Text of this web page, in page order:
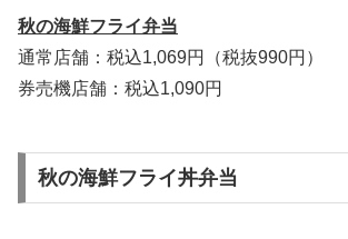
秋の海鮮フライ弁当
通常店舗：税込1,069円（税抜990円）
券売機店舗：税込1,090円
秋の海鮮フライ丼弁当